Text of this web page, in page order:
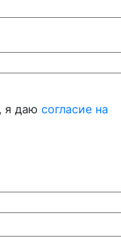
я даю согласие на